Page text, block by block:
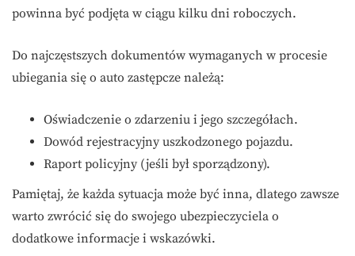
powinna być podjęta w ciągu kilku dni roboczych.
Do najczęstszych dokumentów wymaganych w procesie
ubiegania się o auto zastępcze należą:
Oświadczenie o zdarzeniu i jego szczegółach.
Dowód rejestracyjny uszkodzonego pojazdu.
Raport policyjny (jeśli był sporządzony).
Pamiętaj, że każda sytuacja może być inna, dlatego zawsze
warto zwrócić się do swojego ubezpieczyciela o
dodatkowe informacje i wskazówki.